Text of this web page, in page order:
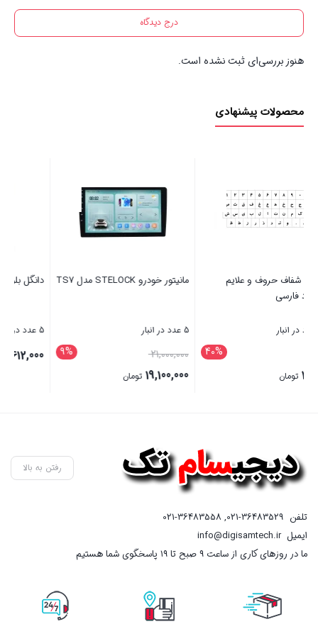
درج دیدگاه
هنوز بررسی‌ای ثبت نشده است.
محصولات پیشنهادی
دانگل بلوتوث تسکو مدل BT 100
تومان
قیمت
3,999,000
است.
رفتن به بالا
تلفن 021-36483529
,
021-36483558
ایمیلinfo@digisamtech.ir
ما در روزهای کاری از ساعت ۹ صبح تا ۱۹ پاسخگوی شما هستیم